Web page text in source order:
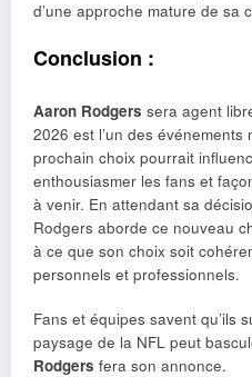
d’une approche mature de sa
Conclusion :
Aaron Rodgers sera agent
2026 est l’un des événements
prochain choix pourrait
enthousiasmer les fans et
à venir. En attendant sa
Rodgers aborde ce nouveau
à ce que son choix soit
personnels et professionnels.
Fans et équipes savent qu’ils
paysage de la NFL peut
Rodgers fera son annonce.